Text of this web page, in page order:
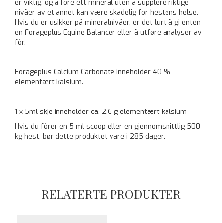
er viktig, og å fôre ett mineral uten å supplere riktige
nivåer av et annet kan være skadelig for hestens helse.
Hvis du er usikker på mineralnivåer, er det lurt å gi enten
en Forageplus Equine Balancer eller å utføre analyser av
fôr.
Forageplus Calcium Carbonate inneholder 40 %
elementært kalsium.
1 x 5ml skje inneholder ca. 2,6 g elementært kalsium
Hvis du fôrer en 5 ml scoop eller en gjennomsnittlig 500
kg hest, bør dette produktet vare i 285 dager.
RELATERTE PRODUKTER